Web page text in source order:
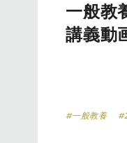
一般教
講義動
#一般教養